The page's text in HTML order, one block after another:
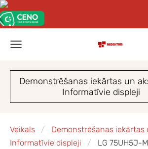
Demonstrēšanas iekārtas un
Informatīvie displeji
Veikals
Demonstrēšanas iekārtas
Informatīvie displeji
LG 75UH5J-M